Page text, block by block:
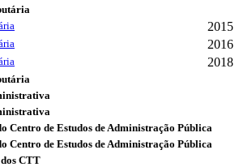
2015
2016
2018
Centro de Estudos de Administração Pública
Centro de Estudos de Administração Pública
CTT